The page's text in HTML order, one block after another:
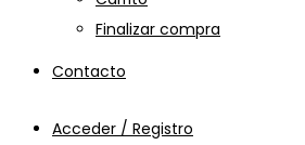
Finalizar compra
Contacto
Acceder / Registro